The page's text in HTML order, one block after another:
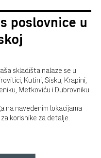
poslovnice u
skladišta nalaze se u
Kutini, Sisku, Krapini,
Metkoviću i Dubrovniku.
na navedenim lokacijama
korisnike za detalje.